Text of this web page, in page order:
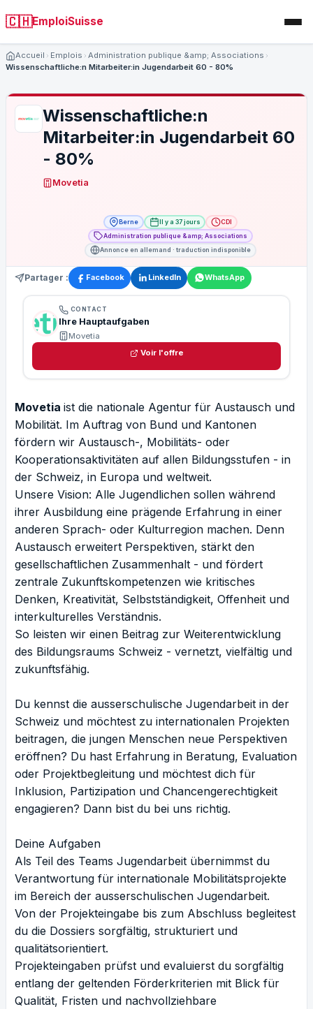
🇨🇭EmploiSuisse
Accueil Emplois
Administration publique &amp; Associations
Wissenschaftliche:n Mitarbeiter:in Jugendarbeit 60 - 80%
Wissenschaftliche:n
Mitarbeiter:in Jugendarbeit 60
- 80%
Movetia
Berne Il y a 37 jours
CDI
Administration publique &amp; Associations
Annonce en allemand · traduction indisponible
Partager : Facebook LinkedIn WhatsApp
CONTACT
Ihre Hauptaufgaben
Movetia
Voir l'offre
Movetia ist die nationale Agentur für Austausch und
Mobilität. Im Auftrag von Bund und Kantonen
fördern wir Austausch-, Mobilitäts- oder
Kooperationsaktivitäten auf allen Bildungsstufen - in
der Schweiz, in Europa und weltweit.
Unsere Vision: Alle Jugendlichen sollen während
ihrer Ausbildung eine prägende Erfahrung in einer
anderen Sprach- oder Kulturregion machen. Denn
Austausch erweitert Perspektiven, stärkt den
gesellschaftlichen Zusammenhalt - und fördert
zentrale Zukunftskompetenzen wie kritisches
Denken, Kreativität, Selbstständigkeit, Offenheit und
interkulturelles Verständnis.
So leisten wir einen Beitrag zur Weiterentwicklung
des Bildungsraums Schweiz - vernetzt, vielfältig und
zukunftsfähig.
Du kennst die ausserschulische Jugendarbeit in der
Schweiz und möchtest zu internationalen Projekten
beitragen, die jungen Menschen neue Perspektiven
eröffnen? Du hast Erfahrung in Beratung, Evaluation
oder Projektbegleitung und möchtest dich für
Inklusion, Partizipation und Chancengerechtigkeit
engagieren? Dann bist du bei uns richtig.
Deine Aufgaben
Als Teil des Teams Jugendarbeit übernimmst du
Verantwortung für internationale Mobilitätsprojekte
im Bereich der ausserschulischen Jugendarbeit.
Von der Projekteingabe bis zum Abschluss begleitest
du die Dossiers sorgfältig, strukturiert und
qualitätsorientiert.
Projekteingaben prüfst und evaluierst du sorgfältig
entlang der geltenden Förderkriterien mit Blick für
Qualität, Fristen und nachvollziehbare